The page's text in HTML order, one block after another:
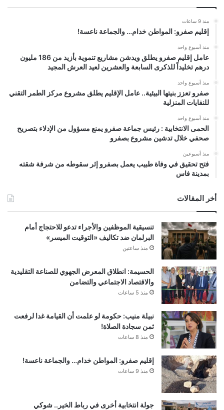
منذ 9 ساعات
إقليم صفرو: المواطن خدام… والجماعة ناعسة!
منذ أسبوع واحد
عامل إقليم صفرو يطلق ويدشن مشاريع تنموية بأزيد من 186 مليون
درهم تخليداً للذكرى السابعة والعشرين لعيد العرش المجيد
منذ أسبوع واحد
صفرو تعزز بنيتها البيئية.. عامل الإقليم يطلق مشروع مركز الطمر التقني
للنفايات المنزلية
منذ أسبوع واحد
الحمى الانتخابية : رئيس جماعة صفرو يمنع مسؤول من الإدلاء بتصريح
صحفي خلال تدشين مشروع بصفرو
منذ أسبوعين
فتح تحقيق في وفاة طبيب يعمل بصفرو إثر سقوطه من شرفة شقته
بمدينة فاس
أخر المقالات
تنسيقية الموظفين والأجراء تدعو للاحتجاج أمام
البرلمان ضد تكاليف «التوقيت الميسر»
منذ ساعتين
الحسيمة: انطلاق المعرض الجهوي للصناعة التقليدية
والاقتصاد الاجتماعي والتضامن
منذ 5 ساعات
نبيلة منيب: حكومة لو علمت أن القيامة غدا لرفعت
ثمن سجادة الصلاة!
منذ 8 ساعات
إقليم صفرو: المواطن خدام… والجماعة ناعسة!
منذ 9 ساعات
جولة انتخابية أخرى في رباط الخير.. شوكي